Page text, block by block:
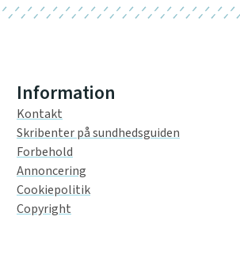
Information
Kontakt
Skribenter på sundhedsguiden
Forbehold
Annoncering
Cookiepolitik
Copyright